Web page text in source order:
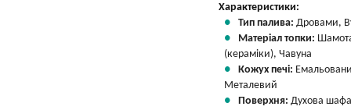
Характеристики:
Тип палива: Дровами,
Матеріал топки:
(кераміки), Чавуна
Кожух печі:
Металевий
Поверхня: Духова